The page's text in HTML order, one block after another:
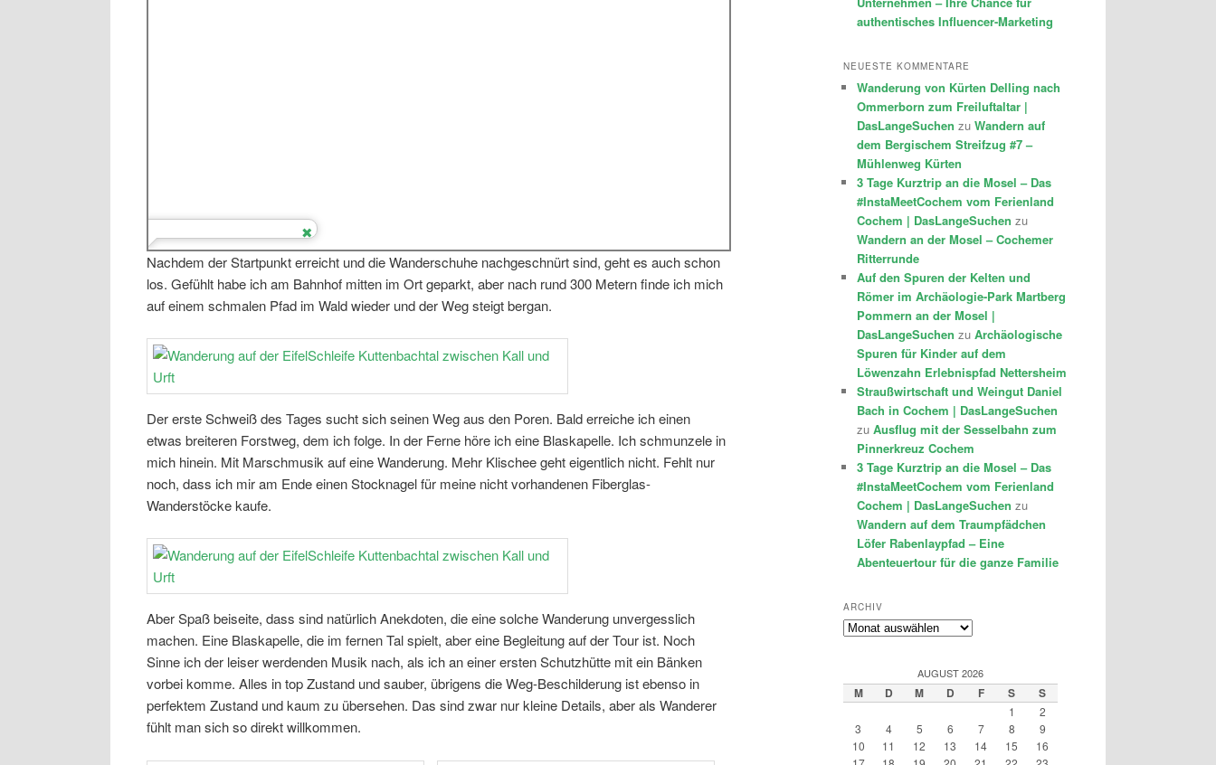
Nachdem der Startpunkt erreicht und die Wanderschuhe nachgeschnürt sind, geht es auch schon
los. Gefühlt habe ich am Bahnhof mitten im Ort geparkt, aber nach rund 300 Metern finde ich mich
auf einem schmalen Pfad im Wald wieder und der Weg steigt bergan.
Der erste Schweiß des Tages sucht sich seinen Weg aus den Poren. Bald erreiche ich einen
etwas breiteren Forstweg, dem ich folge. In der Ferne höre ich eine Blaskapelle. Ich schmunzele in
mich hinein. Mit Marschmusik auf eine Wanderung. Mehr Klischee geht eigentlich nicht. Fehlt nur
noch, dass ich mir am Ende einen Stocknagel für meine nicht vorhandenen Fiberglas-
Wanderstöcke kaufe.
Aber Spaß beiseite, dass sind natürlich Anekdoten, die eine solche Wanderung unvergesslich
machen. Eine Blaskapelle, die im fernen Tal spielt, aber eine Begleitung auf der Tour ist. Noch
Sinne ich der leiser werdenden Musik nach, als ich an einer ersten Schutzhütte mit ein Bänken
vorbei komme. Alles in top Zustand und sauber, übrigens die Weg-Beschilderung ist ebenso in
perfektem Zustand und kaum zu übersehen. Das sind zwar nur kleine Details, aber als Wanderer
fühlt man sich so direkt willkommen.
authentisches Influencer-Marketing
NEUESTE KOMMENTARE
Wanderung von Kürten Delling nach
Ommerborn zum Freiluftaltar |
DasLangeSuchen zu Wandern auf
dem Bergischem Streifzug #7 –
Mühlenweg Kürten
3 Tage Kurztrip an die Mosel – Das
#InstaMeetCochem vom Ferienland
Cochem | DasLangeSuchen zu
Wandern an der Mosel – Cochemer
Ritterrunde
Auf den Spuren der Kelten und
Römer im Archäologie-Park Martberg
Pommern an der Mosel |
DasLangeSuchen zu Archäologische
Spuren für Kinder auf dem
Löwenzahn Erlebnispfad Nettersheim
Straußwirtschaft und Weingut Daniel
Bach in Cochem | DasLangeSuchen
zu Ausflug mit der Sesselbahn zum
Pinnerkreuz Cochem
3 Tage Kurztrip an die Mosel – Das
#InstaMeetCochem vom Ferienland
Cochem | DasLangeSuchen zu
Wandern auf dem Traumpfädchen
Löfer Rabenlaypfad – Eine
Abenteuertour für die ganze Familie
ARCHIV
Archiv
AUGUST 2026
M D M D F S S
1
2
3
4 5 6 7 8
9
10
11 12 13 14 15
16